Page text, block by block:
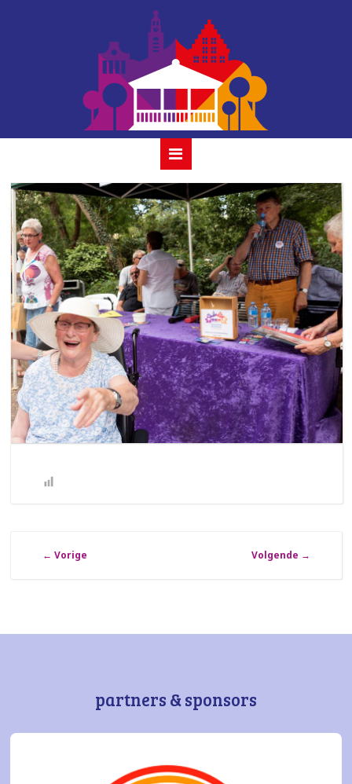
album ricky koole
& ocobar13
← Vorige Volgende →
partners & sponsors